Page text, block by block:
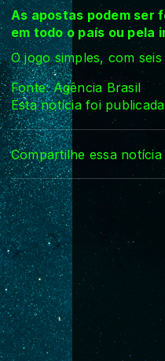
As apostas podem ser
em todo o país ou pela
O jogo simples, com
Fonte: Agência Brasil
Esta notícia foi
Compartilhe essa notícia